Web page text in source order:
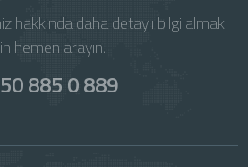
hakkında daha detaylı bilgi almak
hemen arayın.
885 0 889